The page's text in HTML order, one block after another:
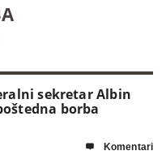
sekretar Albin
borba
 Komentari